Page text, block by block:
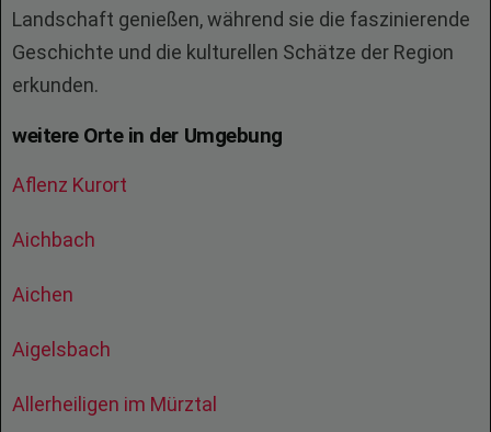
Landschaft genießen, während sie die faszinierende
Geschichte und die kulturellen Schätze der Region
erkunden.
weitere Orte in der Umgebung
Aflenz Kurort
Aichbach
Aichen
Aigelsbach
Allerheiligen im Mürztal